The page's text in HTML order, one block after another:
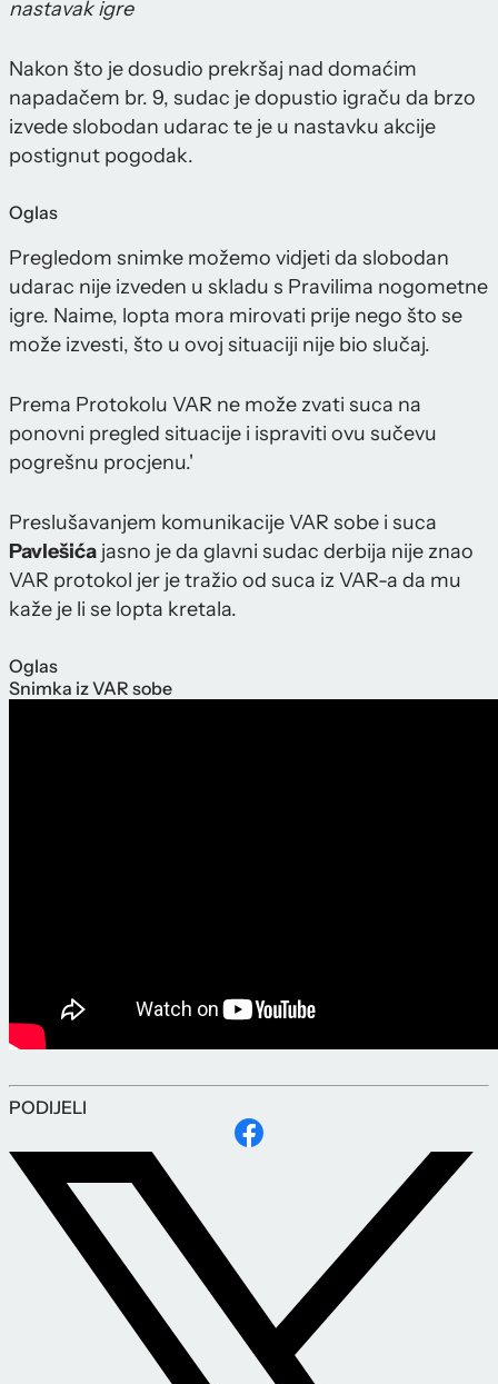
nastavak igre
Nakon što je dosudio prekršaj nad domaćim
napadačem br. 9, sudac je dopustio igraču da brzo
izvede slobodan udarac te je u nastavku akcije
postignut pogodak.
Oglas
Pregledom snimke možemo vidjeti da slobodan
udarac nije izveden u skladu s Pravilima nogometne
igre. Naime, lopta mora mirovati prije nego što se
može izvesti, što u ovoj situaciji nije bio slučaj.
Prema Protokolu VAR ne može zvati suca na
ponovni pregled situacije i ispraviti ovu sučevu
pogrešnu procjenu.'
Preslušavanjem komunikacije VAR sobe i suca
Pavlešića jasno je da glavni sudac derbija nije znao
VAR protokol jer je tražio od suca iz VAR-a da mu
kaže je li se lopta kretala.
Oglas
Snimka iz VAR sobe
PODIJELI